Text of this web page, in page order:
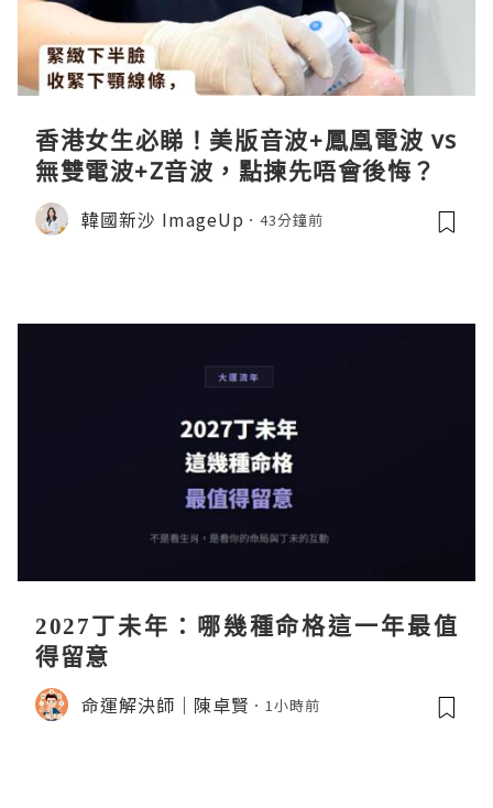
香港女生必睇！美版音波+鳳凰電波 vs
無雙電波+Z音波，點揀先唔會後悔？
韓國新沙 ImageUp 43分鐘前
2027丁未年：哪幾種命格這一年最值
得留意
命運解決師｜陳卓賢 1小時前